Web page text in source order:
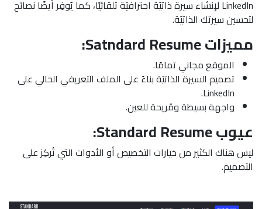
LinkedIn لإنشاء سيرة ذاتيَة احترافيَة تلقائيًا، كما يُوفِر أيضًا نصائح
لتحسين سيرتك الذاتيَة.
مميزات Satndard Resume:
الموقع مجاني تمامًا.
تصميم السيرة الذاتيَة بناءً على الملف التعريفي الحالي على
LinkedIn.
واجهة بسيطة ومُريحة للعين.
عيوب Standard Resume:
ليس هناك الكثير من خيارات التخصيص أو الأدوات التي تُركِز على
التصميم.